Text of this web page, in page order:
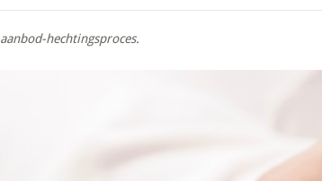
aanbod-hechtingsproces.